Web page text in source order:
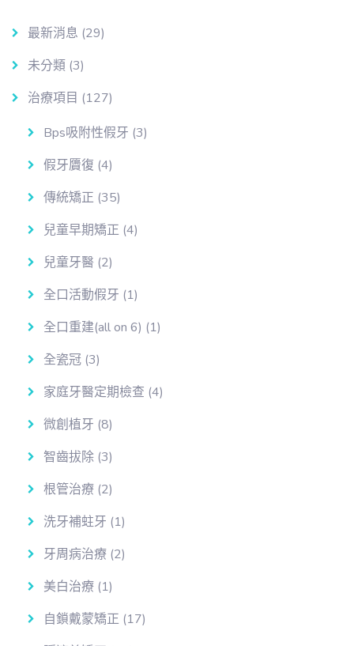
最新消息 (29)
未分類 (3)
治療項目 (127)
Bps吸附性假牙 (3)
假牙贗復 (4)
傳統矯正 (35)
兒童早期矯正 (4)
兒童牙醫 (2)
全口活動假牙 (1)
全口重建(all on 6) (1)
全瓷冠 (3)
家庭牙醫定期檢查 (4)
微創植牙 (8)
智齒拔除 (3)
根管治療 (2)
洗牙補蛀牙 (1)
牙周病治療 (2)
美白治療 (1)
自鎖戴蒙矯正 (17)